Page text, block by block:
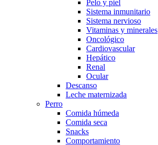
Pelo y piel
Sistema inmunitario
Sistema nervioso
Vitaminas y minerales
Oncológico
Cardiovascular
Hepático
Renal
Ocular
Descanso
Leche maternizada
Perro
Comida húmeda
Comida seca
Snacks
Comportamiento